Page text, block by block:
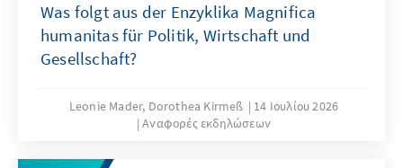
Was folgt aus der Enzyklika Magnifica
humanitas für Politik, Wirtschaft und
Gesellschaft?
Leonie Mader, Dorothea Kirmeß
14 Ιουλίου 2026
Αναφορές εκδηλώσεων